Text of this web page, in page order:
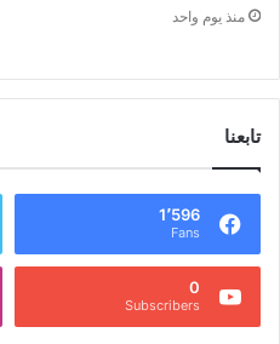
منذ يوم واحد
تابعنا
1٬596
Fans
0
Subscribers